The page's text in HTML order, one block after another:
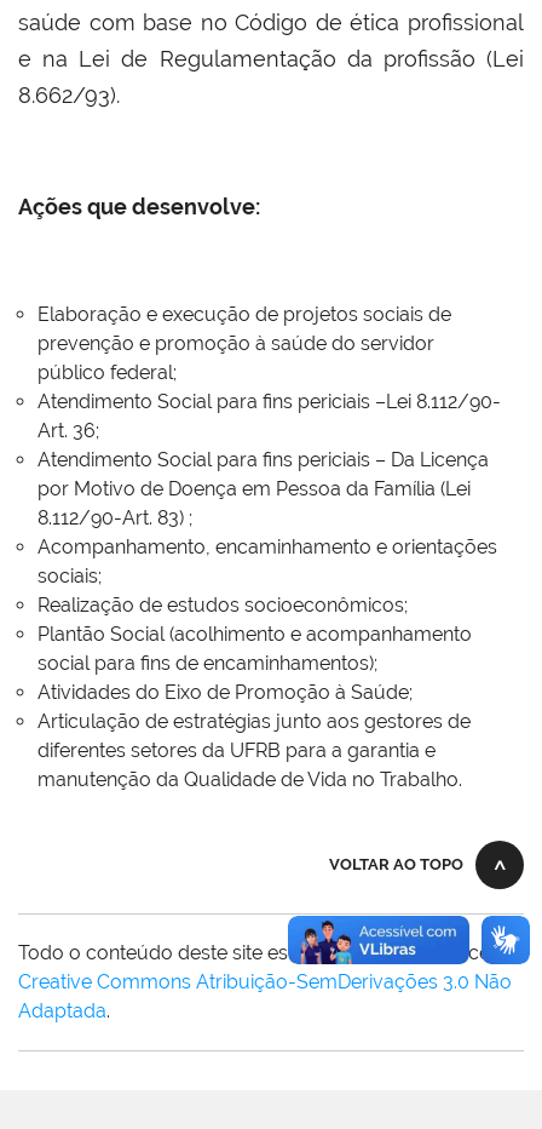
saúde com base no Código de ética profissional
e na Lei de Regulamentação da profissão (Lei
8.662/93).
Ações que desenvolve:
Elaboração e execução de projetos sociais de
prevenção e promoção à saúde do servidor
público federal;
Atendimento Social para fins periciais –Lei 8.112/90-
Art. 36;
Atendimento Social para fins periciais – Da Licença
por Motivo de Doença em Pessoa da Família (Lei
8.112/90-Art. 83) ;
Acompanhamento, encaminhamento e orientações
sociais;
Realização de estudos socioeconômicos;
Plantão Social (acolhimento e acompanhamento
social para fins de encaminhamentos);
Atividades do Eixo de Promoção à Saúde;
Articulação de estratégias junto aos gestores de
diferentes setores da UFRB para a garantia e
manutenção da Qualidade de Vida no Trabalho.
VOLTAR AO TOPO
Todo o conteúdo deste site está publicado sob a licença
Creative Commons Atribuição-SemDerivações 3.0 Não
Adaptada.